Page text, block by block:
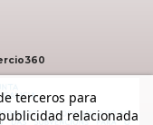
terceros para
relacionada